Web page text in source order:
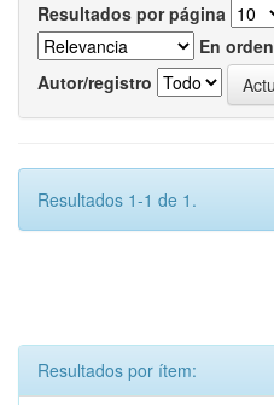
Resultados por página
En orden
Autor/registro
Resultados 1-1 de 1.
Resultados por ítem: